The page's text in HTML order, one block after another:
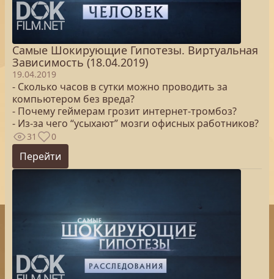
Самые Шокирующие Гипотезы. Виртуальная
Зависимость (18.04.2019)
19.04.2019
- Сколько часов в сутки можно проводить за
компьютером без вреда?
- Почему геймерам грозит интернет-тромбоз?
- Из-за чего “усыхают” мозги офисных работников?
31 0
Перейти